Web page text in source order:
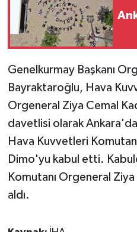
Genelkurmay Başkanı
Bayraktaroğlu, Hava
Orgeneral Ziya Cemal
davetlisi olarak
Hava Kuvvetleri
Dimo'yu kabul etti.
Komutanı Orgeneral
aldı.